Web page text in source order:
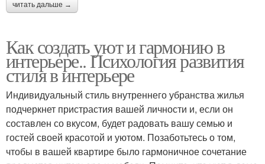
читать дальше →
Как создать уют и гармонию в
интерьере.. Психология развития
стиля в интерьере
Индивидуальный стиль внутреннего убранства жилья
подчеркнет пристрастия вашей личности и, если он
составлен со вкусом, будет радовать вашу семью и
гостей своей красотой и уютом. Позаботьтесь о том,
чтобы в вашей квартире было гармоничное сочетание